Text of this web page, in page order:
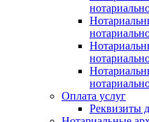
Оплата услуг
Реквизиты